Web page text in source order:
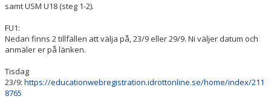
samt USM U18 (steg 1-2).
FU1:
Nedan finns 2 tillfällen att välja på, 23/9 eller 29/9. Ni väljer datum och
anmäler er på länken.
Tisdag
23/9: https://educationwebregistration.idrottonline.se/home/index/211
8765